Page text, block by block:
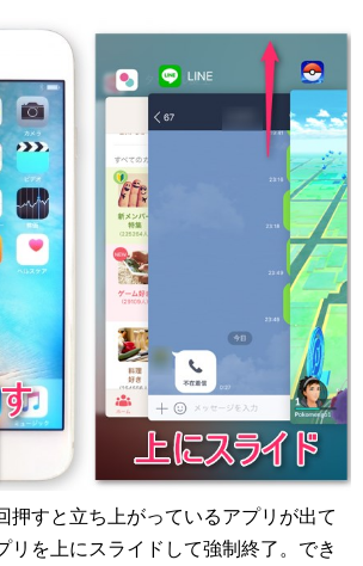
押すと立ち上がっているアプリが出て
リを上にスライドして強制終了。でき